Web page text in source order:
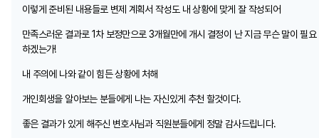
이렇게 준비된 내용들로 변제 계획서 작성도 내 상황에 맞게 잘 작성되어
만족스러운 결과로 1차 보정만으로 3개월만에 개시 결정이 난 지금 무슨 말이 필요
하겠는가!
내 주의에 나와 같이 힘든 상황에 처해
개인회생을 알아보는 분들에게 나는 자신있게 추천 할것이다.
좋은 결과가 있게 해주신 변호사님과 직원분들에게 정말 감사드립니다.